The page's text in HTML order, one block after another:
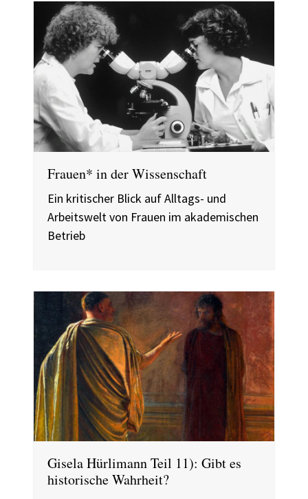
Frauen* in der Wissenschaft
Ein kritischer Blick auf Alltags- und
Arbeitswelt von Frauen im akademischen
Betrieb
Gisela Hürlimann Teil 11): Gibt es
historische Wahrheit?